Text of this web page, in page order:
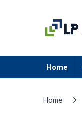
Home
Home